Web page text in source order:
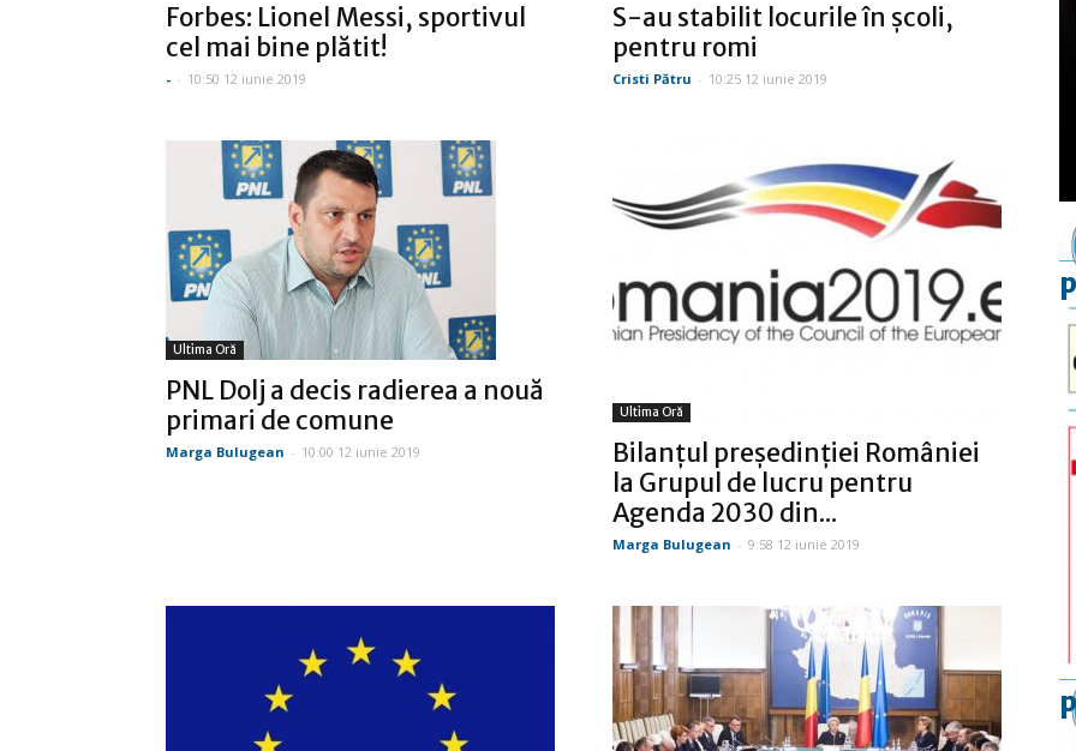
Forbes: Lionel Messi, sportivul
cel mai bine plătit!
- - 10:50 12 iunie 2019
S-au stabilit locurile în şcoli,
pentru romi
Cristi Pătru - 10:25 12 iunie 2019
Ultima Oră
PNL Dolj a decis radierea a nouă
primari de comune
Marga Bulugean - 10:00 12 iunie 2019
Ultima Oră
Bilanțul președinției României
la Grupul de lucru pentru
Agenda 2030 din...
Marga Bulugean - 9:58 12 iunie 2019